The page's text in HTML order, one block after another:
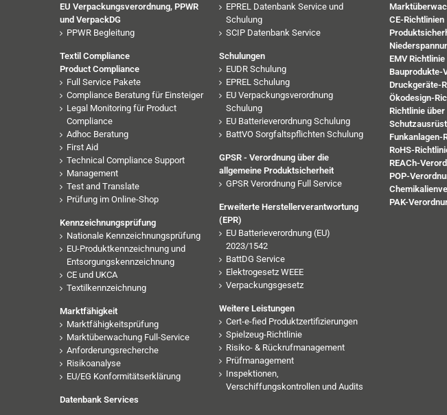
EU Verpackungsverordnung, PPWR
und VerpackDG
PPWR Begleitung
Textil Compliance
Product Compliance
Full Service Pakete
Compliance Beratung für Einsteiger
Legal Monitoring für Product
Compliance
Adhoc Beratung
First Aid
Technical Compliance Support
Management
Test and Translate
Prüfung im Online-Shop
Kennzeichnungsprüfung
Nationale Kennzeichnungsprüfung
EU-Produktkennzeichnung und
Entsorgungskennzeichnung
CE und UKCA
Textilkennzeichnung
Marktfähigkeit
Marktfähigkeitsprüfung
Marktüberwachung Full-Service
Anforderungsrecherche
Risikoanalyse
EU/EG Konformitätserklärung
Datenbank Services
EPREL Datenbank Service und
Schulung
SCIP Datenbank Service
Schulungen
EUDR Schulung
EPREL Schulung
EU Verpackungsverordnung
Schulung
EU Batterieverordnung Schulung
BattVO Sorgfaltspflichten Schulung
GPSR - Verordnung über die
allgemeine Produktsicherheit
GPSR Verordnung Full Service
Erweiterte Herstellerverantwortung
(EPR)
EU Batterieverordnung (EU)
2023/1542
BattDG Service
Elektrogesetz WEEE
Verpackungsgesetz
Weitere Leistungen
Cert-e-fied Produktzertifizierungen
Spielzeug-Richtlinie
Risiko- & Rückrufmanagement
Prüfmanagement
Inspektionen,
Verschiffungskontrollen und Audits
CE-Richtlinien
EMV Richtlinie
Bauprodukte-
Druckgeräte-
Ökodesign-
Richtlinie
Funkanlagen-
RoHS-
REACh-
POP-
PAK-